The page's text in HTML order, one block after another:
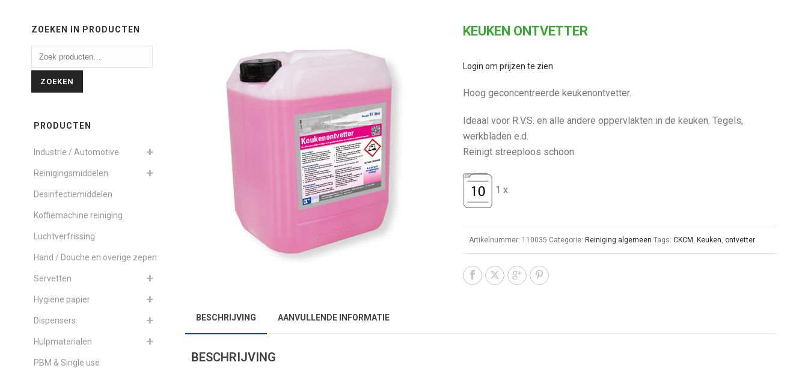
KEUKEN ONTVETTER
Login om prijzen te zien
Hoog geconcentreerde keukenontvetter.
Ideaal voor R.V.S. en alle andere oppervlakten in de keuken. Tegels,
werkbladen e.d.
Reinigt streeploos schoon.
1 x
Artikelnummer: 110035 Categorie: Reiniging algemeen Tags:CKCM , Keuken, ontvetter
BESCHRIJVING AANVULLENDE INFORMATIE
BESCHRIJVING
ZOEKEN IN PRODUCTEN
ZOEKEN
PRODUCTEN
Industrie / Automotive
Reinigingsmiddelen
Desinfectiemiddelen
Koffiemachine reiniging
Luchtverfrissing
Hand / Douche en overige zepen
Servetten
Hygiëne papier
Dispensers
Hulpmaterialen
PBM & Single use